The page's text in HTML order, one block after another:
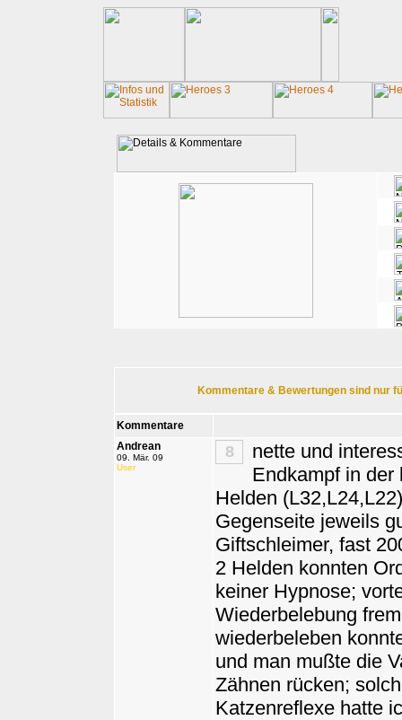
Kommentare & Bewertungen sind nur
Kommentare
Andrean
09. Mär. 09
User
8
nette und
Endkampf in der
Helden
Gegenseite jeweils
Giftschleimer, fast
2 Helden konnten
keiner Hypnose;
Wiederbelebung
wiederbeleben
und man mußte die
Zähnen rücken;
Katzenreflexe hatte